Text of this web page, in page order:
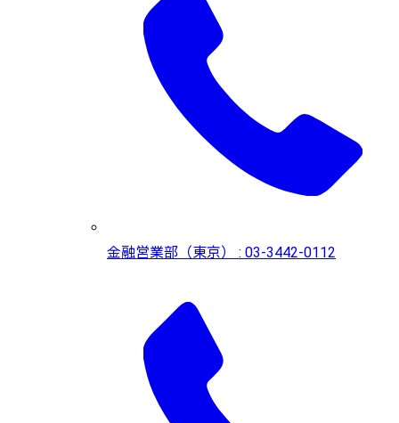
金融営業部（東京） : 03-3442-0112